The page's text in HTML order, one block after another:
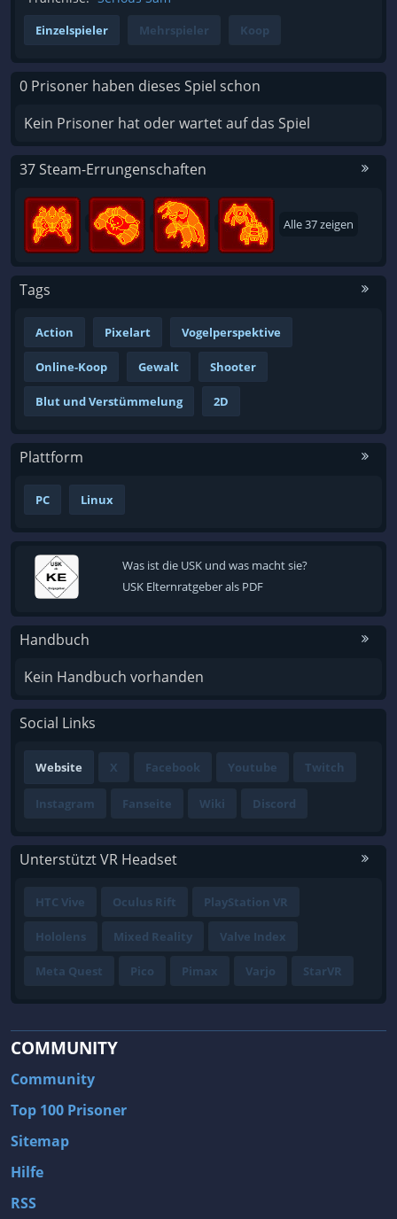
Einzelspieler Mehrspieler Koop
0 Prisoner haben dieses Spiel schon
Kein Prisoner hat oder wartet auf das Spiel
37 Steam-Errungenschaften
Alle 37 zeigen
Tags
Action Pixelart Vogelperspektive
Online-Koop Gewalt Shooter
Blut und Verstümmelung 2D
Plattform
PC Linux
Was ist die USK und was macht sie?
USK Elternratgeber als PDF
Handbuch
Kein Handbuch vorhanden
Social Links
Website X Facebook Youtube Twitch
Instagram Fanseite Wiki Discord
Unterstützt VR Headset
HTC Vive Oculus Rift PlayStation VR
Hololens Mixed Reality Valve Index
Meta Quest Pico Pimax Varjo StarVR
COMMUNITY
Community
Top 100 Prisoner
Sitemap
Hilfe
RSS